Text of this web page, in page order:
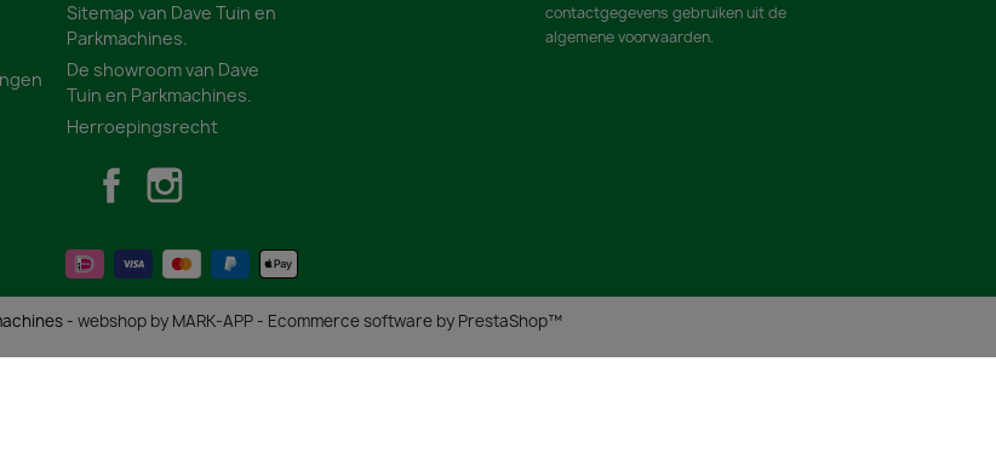
Sitemap van Dave Tuin en
Parkmachines.
De showroom van Dave
Tuin en Parkmachines.
Herroepingsrecht
Facebook
contactgegevens gebruiken uit de
algemene voorwaarden.
- webshop by MARK-APP- Ecommerce software by PrestaShop™